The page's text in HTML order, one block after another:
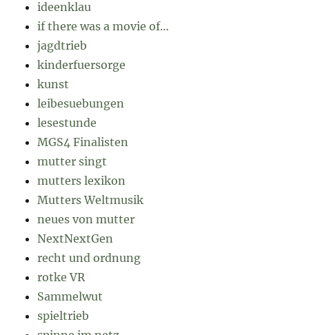
ideenklau
if there was a movie of…
jagdtrieb
kinderfuersorge
kunst
leibesuebungen
lesestunde
MGS4 Finalisten
mutter singt
mutters lexikon
Mutters Weltmusik
neues von mutter
NextNextGen
recht und ordnung
rotke VR
Sammelwut
spieltrieb